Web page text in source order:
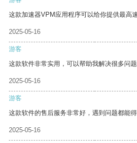
这款加速器VPM应用程序可以给你提供最高
2025-05-16
游客
这款软件非常实用，可以帮助我解决很多问题
2025-05-16
游客
这款软件的售后服务非常好，遇到问题都能得
2025-05-16